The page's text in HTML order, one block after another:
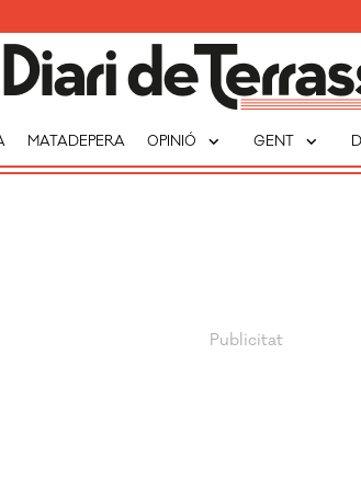
MATADEPERA OPINIÓ expand_more GENT expand_more